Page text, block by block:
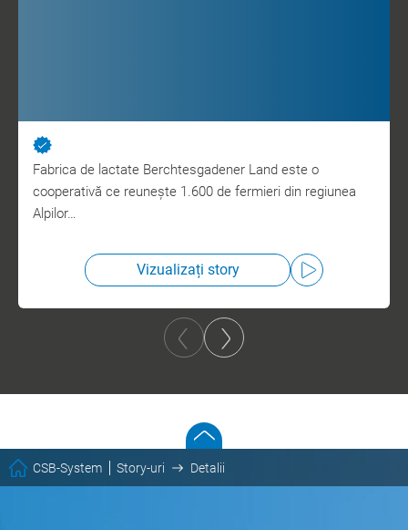
Fabrica de lactate Berchtesgadener Land este o
cooperativă ce reunește 1.600 de fermieri din regiunea
Alpilor…
Vizualizați story
CSB-System Story-uri Detalii